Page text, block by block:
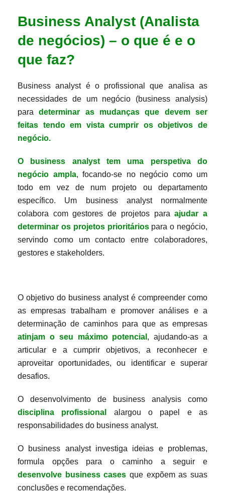
Business Analyst (Analista
de negócios) – o que é e o
que faz?
Business analyst é o profissional que analisa as
necessidades de um negócio (business analysis)
paradeterminar as mudanças que devem ser
feitas tendo em vista cumprir os objetivos de
negócio.
O business analyst tem uma perspetiva do
negócio ampla, focando-se no negócio como um
todo em vez de num projeto ou departamento
específico. Um business analyst normalmente
colabora com gestores de projetos paraajudar a
determinar os projetos prioritáriospara o negócio,
servindo como um contacto entre colaboradores,
gestores e stakeholders.
O objetivo do business analyst é compreender como
as empresas trabalham e promover análises e a
determinação de caminhos para que as empresas
atinjam o seu máximo potencial , ajudando-as a
articular e a cumprir objetivos, a reconhecer e
aproveitar oportunidades, ou identificar e superar
desafios.
O desenvolvimento de business analysis como
disciplina profissional
alargou o papel e as
responsabilidades do business analyst.
O business analyst investiga ideias e problemas,
formula opções para o caminho a seguir e
desenvolve business cases que expõem as suas
conclusões e recomendações.